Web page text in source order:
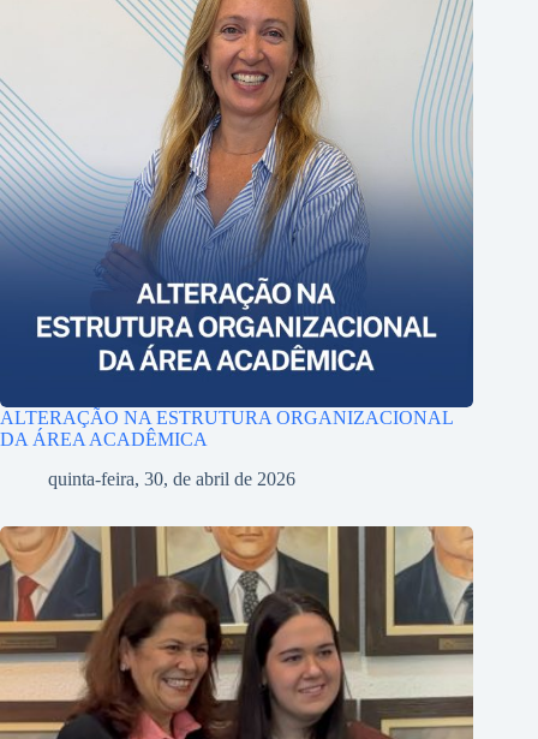
ALTERAÇÃO NA ESTRUTURA ORGANIZACIONAL
DA ÁREA ACADÊMICA
quinta-feira, 30, de abril de 2026